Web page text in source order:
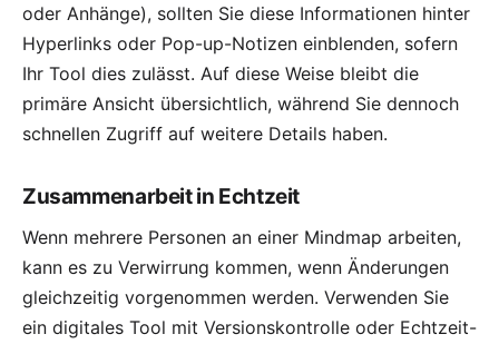
oder Anhänge), sollten Sie diese Informationen hinter
Hyperlinks oder Pop-up-Notizen einblenden, sofern
Ihr Tool dies zulässt. Auf diese Weise bleibt die
primäre Ansicht übersichtlich, während Sie dennoch
schnellen Zugriff auf weitere Details haben.
Zusammenarbeit in Echtzeit
Wenn mehrere Personen an einer Mindmap arbeiten,
kann es zu Verwirrung kommen, wenn Änderungen
gleichzeitig vorgenommen werden. Verwenden Sie
ein digitales Tool mit Versionskontrolle oder Echtzeit-